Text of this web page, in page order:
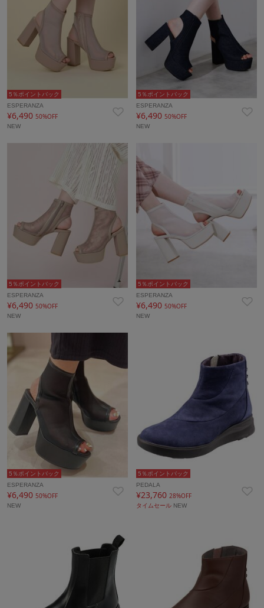
5％ポイントバック
ESPERANZA
¥6,490 50%OFF
NEW
5％ポイントバック
ESPERANZA
¥6,49050%OFF
NEW
5％ポイントバック
ESPERANZA
¥6,490 50%OFF
NEW
5％ポイントバック
ESPERANZA
¥6,49050%OFF
NEW
5％ポイントバック
ESPERANZA
¥6,490 50%OFF
NEW
5％ポイントバック
PEDALA
¥23,760 28%OFF
タイムセール NEW